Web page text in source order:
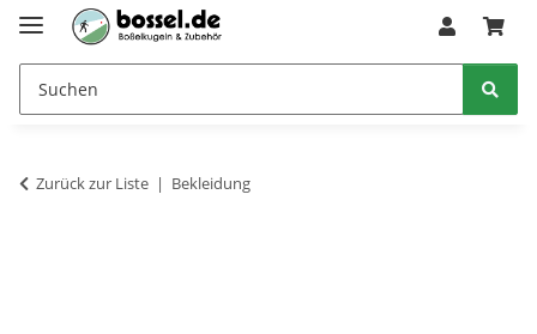
Zurück zur Liste Bekleidung